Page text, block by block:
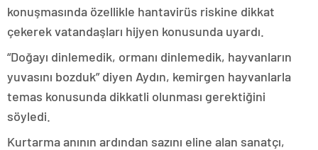
konuşmasında özellikle hantavirüs riskine dikkat
çekerek vatandaşları hijyen konusunda uyardı.
“Doğayı dinlemedik, ormanı dinlemedik, hayvanların
yuvasını bozduk” diyen Aydın, kemirgen hayvanlarla
temas konusunda dikkatli olunması gerektiğini
söyledi.
Kurtarma anının ardından sazını eline alan sanatçı,